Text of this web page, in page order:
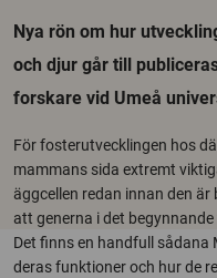
Nya rön om hur
och djur går till
forskare vid Umeå
För fosterutvecklingen hos
mammans sida extremt
äggcellen redan innan den
att generna i det
Det finns en handfull sådana
deras funktioner och hur de